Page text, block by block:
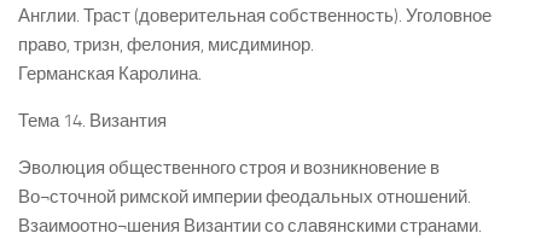
Англии. Траст (доверительная собственность). Уголовное
право, тризн, фелония, мисдиминор.
Германская Каролина.
Тема 14. Византия
Эволюция общественного строя и возникновение в
Во¬сточной римской империи феодальных отношений.
Взаимоотно¬шения Византии со славянскими странами.